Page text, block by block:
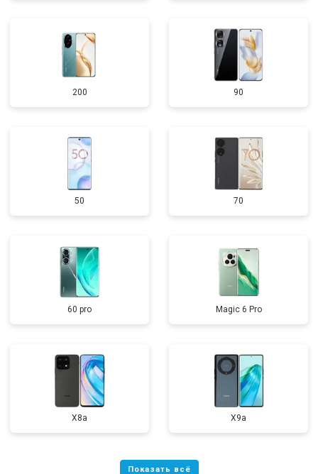
200 90
50 70
60 pro Magic 6 Pro
X8a X9a